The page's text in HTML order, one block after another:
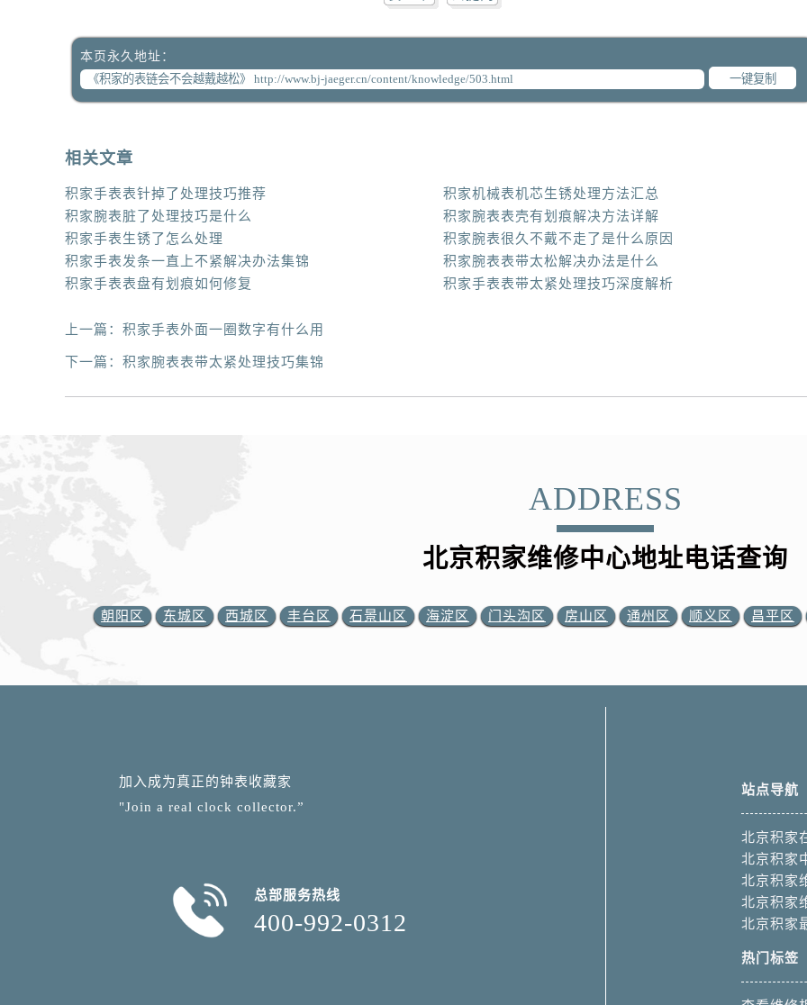
本页永久地址：
一键复制
相关文章
积家手表表针掉了处理技巧推荐
积家机械表机芯生锈处理方法汇总
积家腕表脏了处理技巧是什么
积家腕表表壳有划痕解决方法详解
积家手表生锈了怎么处理
积家腕表很久不戴不走了是什么原因
积家手表发条一直上不紧解决办法集锦
积家腕表表带太松解决办法是什么
积家手表表盘有划痕如何修复
积家手表表带太紧处理技巧深度解析
上一篇： 积家手表外面一圈数字有什么用
下一篇： 积家腕表表带太紧处理技巧集锦
ADDRESS
北京积家维修中心地址电话查询
朝阳区 东城区 西城区 丰台区 石景山区 海淀区 门头沟区 房山区 通州区 顺义区 昌平区
加入成为真正的钟表收藏家
"Join a real clock collector.”
总部服务热线
400-992-0312
站点导航
北京积家
北京积家
北京积家
北京积家
北京积家
热门标签